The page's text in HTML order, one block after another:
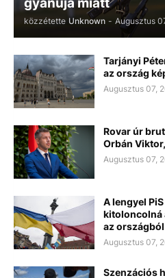
gyanúja miatt
közzétette Unknown - Augusztus
Tarjányi
az ország
Augusztus 07,
Rovar úr
Orbán
Augusztus 07,
A lengyel
kitoloncolná
az országból
Augusztus 07,
Szenzációs